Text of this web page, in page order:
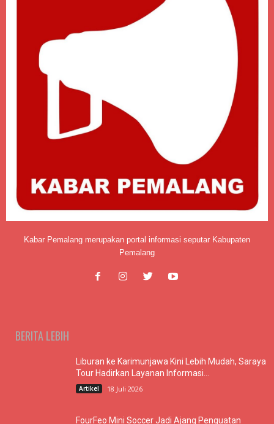
Kabar Pemalang merupakan portal informasi seputar Kabupaten
Pemalang
BERITA LEBIH
Liburan ke Karimunjawa Kini Lebih Mudah, Saraya
Tour Hadirkan Layanan Informasi...
Artikel 18 Juli 2026
FourFeo Mini Soccer Jadi Ajang Penguatan